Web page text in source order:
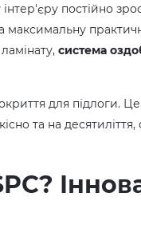
постійно
максимальну
система
для підлоги.
та на